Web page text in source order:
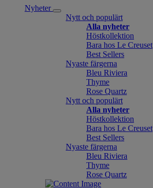
Nyheter
Nytt och populärt
Alla nyheter
Höstkollektion
Bara hos Le Creuset
Best Sellers
Nyaste färgerna
Bleu Riviera
Thyme
Rose Quartz
Nytt och populärt
Alla nyheter
Höstkollektion
Bara hos Le Creuset
Best Sellers
Nyaste färgerna
Bleu Riviera
Thyme
Rose Quartz